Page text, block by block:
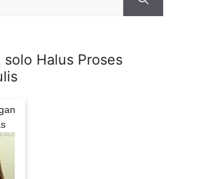
solo Halus Proses